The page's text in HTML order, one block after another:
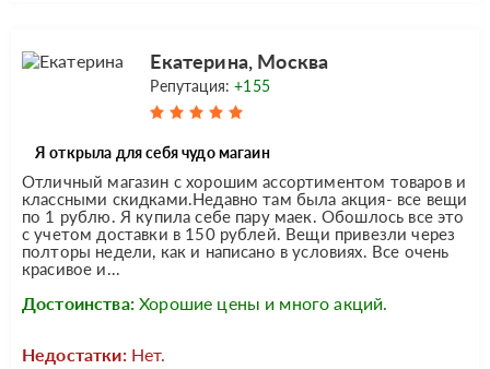
Екатерина, Москва
Репутация:+155
Я открыла для себя чудо магаин
Отличный магазин с хорошим ассортиментом товаров и
классными скидками.Недавно там была акция- все вещи
по 1 рублю. Я купила себе пару маек. Обошлось все это
с учетом доставки в 150 рублей. Вещи привезли через
полторы недели, как и написано в условиях. Все очень
красивое и...
Достоинства: Хорошие цены и много акций.
Недостатки: Нет.